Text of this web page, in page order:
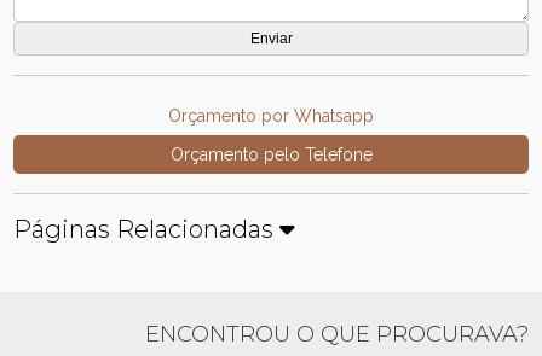
Orçamento por Whatsapp
Orçamento pelo Telefone
Páginas Relacionadas
ENCONTROU O QUE PROCURAVA?